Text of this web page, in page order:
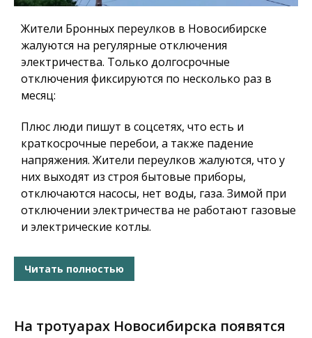
Жители Бронных переулков в Новосибирске
жалуются на регулярные отключения
электричества. Только долгосрочные
отключения фиксируются по несколько раз в
месяц:
Плюс люди пишут в соцсетях, что есть и
краткосрочные перебои, а также падение
напряжения. Жители переулков жалуются, что у
них выходят из строя бытовые приборы,
отключаются насосы, нет воды, газа. Зимой при
отключении электричества не работают газовые
и электрические котлы.
Читать полностью
На тротуарах Новосибирска появятся